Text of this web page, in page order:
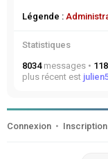
Légende :
Statistiques
8034messages •
plus récent est
Connexion • Inscription